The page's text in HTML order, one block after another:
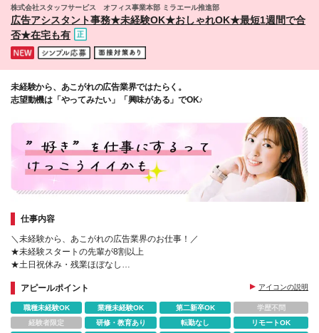
在価値の高い仕事」だからこそ、高い水準の待遇を実
現できています。 ※以下の【勤務地別給与】はあくま
ださい。
※受動喫煙対策：屋内原則禁煙 ●以下の【勤務地一
覧】はあくまでも例の一部です。勤務地の希望は面談
連勤務地
株式会社スタッフサービス オフィス事業本部 ミラエール推進部
広告アシスタント事務★未経験OK★おしゃれOK★最短1週間で合
否★在宅も有
未経験から、あこがれの広告業界ではたらく。
志望動機は「やってみたい」「興味がある」でOK♪
仕事内容
＼未経験から、あこがれの広告業界のお仕事！／
★未経験スタートの先輩が8割以上
★土日祝休み・残業ほぼなし
★応募から1週間で合否
★基礎から学べる無料の研修制度
アピールポイント アイコンの説明
職種未経験OK 業種未経験OK 第二新卒OK
学歴不問
経験者限定
研修・教育あり 転勤なし リモートOK